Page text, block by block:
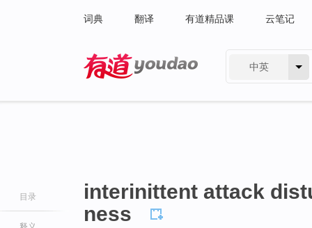
词典 翻译 有道精品课 云笔记
中英
目录
interinittent attack
ness